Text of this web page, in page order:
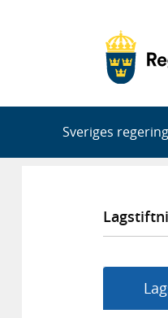
Sveriges regering